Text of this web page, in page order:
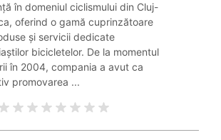
în domeniul ciclismului din Cluj-
oferind o gamă cuprinzătoare
și servicii dedicate
bicicletelor. De la momentul
în 2004, compania a avut ca
promovarea ...